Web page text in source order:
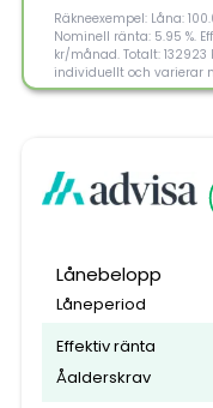
Räkneexempel: Låna:
Nominell ränta: 5.95 %.
kr/månad. Totalt:
individuellt och varierar
Flexibilitet
Lånebelopp
Låneperiod
Effektiv ränta
Åalderskrav